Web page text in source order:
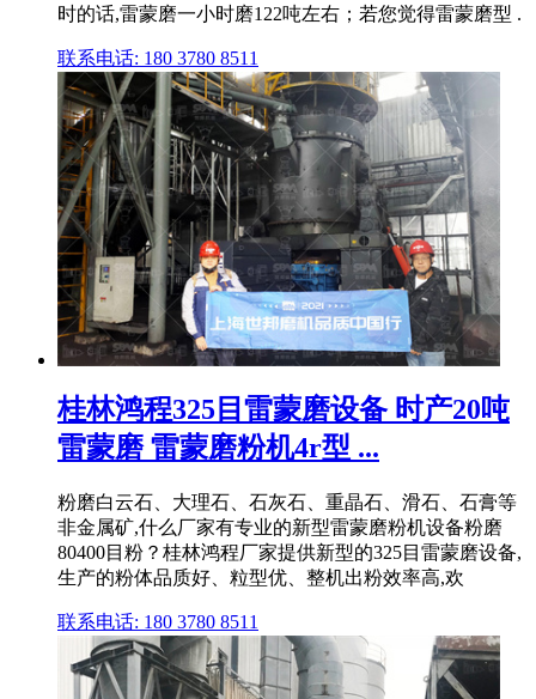
时的话,雷蒙磨一小时磨122吨左右；若您觉得雷蒙磨型 .
联系电话: 180 3780 8511
桂林鸿程325目雷蒙磨设备 时产20吨
雷蒙磨 雷蒙磨粉机4r型 ...
粉磨白云石、大理石、石灰石、重晶石、滑石、石膏等
非金属矿,什么厂家有专业的新型雷蒙磨粉机设备粉磨
80400目粉？桂林鸿程厂家提供新型的325目雷蒙磨设备,
生产的粉体品质好、粒型优、整机出粉效率高,欢
联系电话: 180 3780 8511